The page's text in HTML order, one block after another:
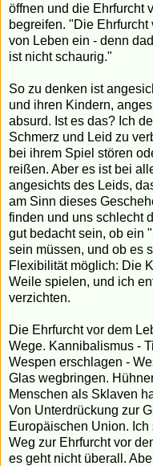
öffnen und die Ehrfurcht
begreifen. "Die
von Leben ein - denn
ist nicht schaurig."
So zu denken ist
und ihren Kindern,
absurd. Ist es das? Ich
Schmerz und Leid zu
bei ihrem Spiel stören
reißen. Aber es ist bei
angesichts des Leids,
am Sinn dieses
finden und uns schlecht
gut bedacht sein, ob ein
sein müssen, und ob es
Flexibilität möglich: Die
Weile spielen, und ich
verzichten.
Die Ehrfurcht vor dem
Wege. Kannibalismus -
Wespen erschlagen -
Glas wegbringen.
Menschen als Sklaven
Von Unterdrückung zur
Europäischen Union.
Weg zur Ehrfurcht vor
es geht nicht überall.